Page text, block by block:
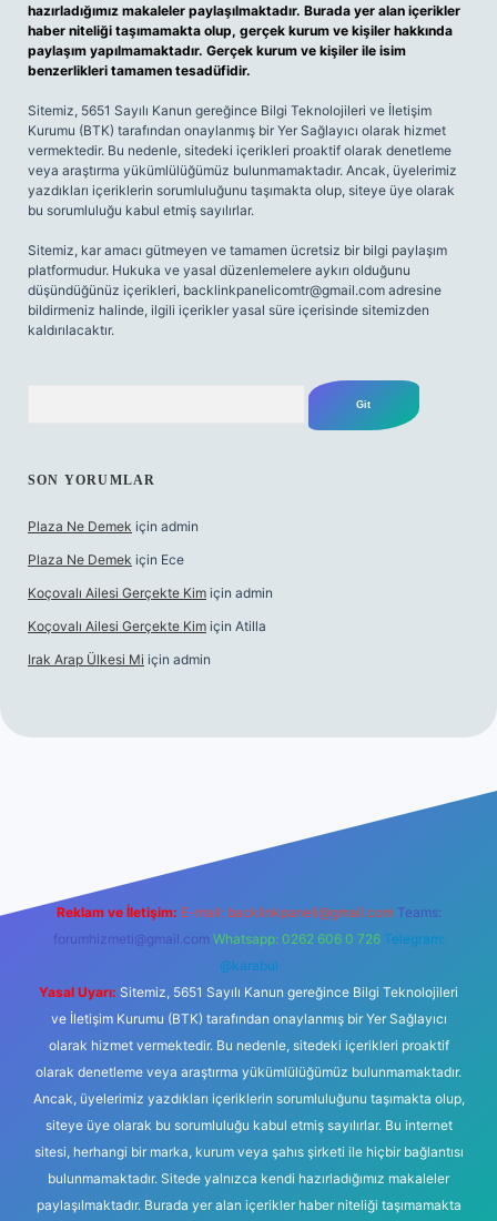
hazırladığımız makaleler paylaşılmaktadır. Burada yer alan içerikler
haber niteliği taşımamakta olup, gerçek kurum ve kişiler hakkında
paylaşım yapılmamaktadır. Gerçek kurum ve kişiler ile isim
benzerlikleri tamamen tesadüfidir.
Sitemiz, 5651 Sayılı Kanun gereğince Bilgi Teknolojileri ve İletişim
Kurumu (BTK) tarafından onaylanmış bir Yer Sağlayıcı olarak hizmet
vermektedir. Bu nedenle, sitedeki içerikleri proaktif olarak denetleme
veya araştırma yükümlülüğümüz bulunmamaktadır. Ancak, üyelerimiz
yazdıkları içeriklerin sorumluluğunu taşımakta olup, siteye üye olarak
bu sorumluluğu kabul etmiş sayılırlar.
Sitemiz, kar amacı gütmeyen ve tamamen ücretsiz bir bilgi paylaşım
platformudur. Hukuka ve yasal düzenlemelere aykırı olduğunu
düşündüğünüz içerikleri, backlinkpanelicomtr@gmail.com adresine
bildirmeniz halinde, ilgili içerikler yasal süre içerisinde sitemizden
kaldırılacaktır.
SON YORUMLAR
Plaza Ne Demek için admin
Plaza Ne Demek için Ece
Koçovalı Ailesi Gerçekte Kim için admin
Koçovalı Ailesi Gerçekte Kim için Atilla
Irak Arap Ülkesi Mi için admin
Reklam ve İletişim: E-mail: backlinkpaneli@gmail.com Teams:
forumhizmeti@gmail.com Whatsapp: 0262 606 0 726 Telegram:
@karabul
Yasal Uyarı: Sitemiz, 5651 Sayılı Kanun gereğince Bilgi Teknolojileri
ve İletişim Kurumu (BTK) tarafından onaylanmış bir Yer Sağlayıcı
olarak hizmet vermektedir. Bu nedenle, sitedeki içerikleri proaktif
olarak denetleme veya araştırma yükümlülüğümüz bulunmamaktadır.
Ancak, üyelerimiz yazdıkları içeriklerin sorumluluğunu taşımakta olup,
siteye üye olarak bu sorumluluğu kabul etmiş sayılırlar. Bu internet
sitesi, herhangi bir marka, kurum veya şahıs şirketi ile hiçbir bağlantısı
bulunmamaktadır. Sitede yalnızca kendi hazırladığımız makaleler
paylaşılmaktadır. Burada yer alan içerikler haber niteliği taşımamakta